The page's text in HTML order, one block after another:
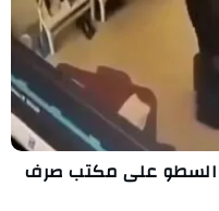
السطو على مكتب صرف